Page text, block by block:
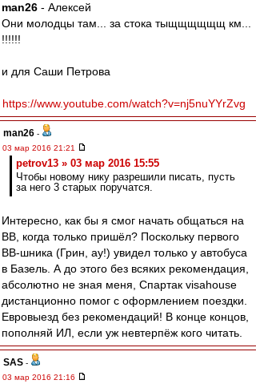
man26 - Алексей
Они молодцы там... за стока тыщщщщщщ км...
!!!!!!
и для Саши Петрова
https://www.youtube.com/watch?v=nj5nuYYrZvg
man26 -
03 мар 2016 21:21
petrov13 » 03 мар 2016 15:55
Чтобы новому нику разрешили писать, пусть
за него 3 старых поручатся.
Интересно, как бы я смог начать общаться на
ВВ, когда только пришёл? Поскольку первого
ВВ-шника (Грин, ау!) увидел только у автобуса
в Базель. А до этого без всяких рекомендация,
абсолютно не зная меня, Спартак visahouse
дистанционно помог с оформлением поездки.
Евровыезд без рекомендаций! В конце концов,
пополняй ИЛ, если уж невтерпёж кого читать.
SAS -
03 мар 2016 21:16